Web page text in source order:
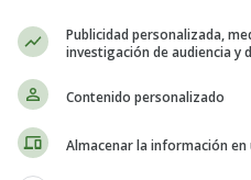
en el cromosoma 11,
el cerebro en los seres
personas con
Publicidad personalizada,
investigación de audiencia y
Contenido personalizado
Almacenar la información